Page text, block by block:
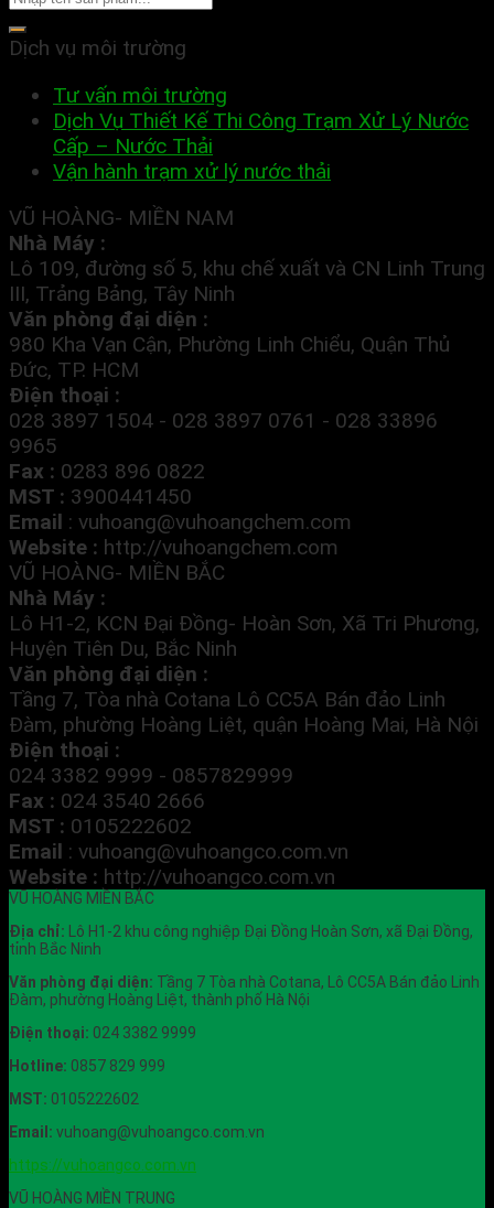
Dịch vụ môi trường
Tư vấn môi trường
Dịch Vụ Thiết Kế Thi Công Trạm Xử Lý Nước
Cấp – Nước Thải
Vận hành trạm xử lý nước thải
VŨ HOÀNG- MIỀN NAM
Nhà Máy :
Lô 109, đường số 5, khu chế xuất và CN Linh Trung
III, Trảng Bảng, Tây Ninh
Văn phòng đại diện :
980 Kha Vạn Cận, Phường Linh Chiểu, Quận Thủ
Đức, TP. HCM
Điện thoại :
028 3897 1504 - 028 3897 0761 - 028 33896
9965
Fax : 0283 896 0822
MST : 3900441450
Email : vuhoang@vuhoangchem.com
Website : http://vuhoangchem.com
VŨ HOÀNG- MIỀN BẮC
Nhà Máy :
Lô H1-2, KCN Đại Đồng- Hoàn Sơn, Xã Tri Phương,
Huyện Tiên Du, Bắc Ninh
Văn phòng đại diện :
Tầng 7, Tòa nhà Cotana Lô CC5A Bán đảo Linh
Đàm, phường Hoàng Liệt, quận Hoàng Mai, Hà Nội
Điện thoại :
024 3382 9999 - 0857829999
Fax : 024 3540 2666
MST : 0105222602
Email : vuhoang@vuhoangco.com.vn
Website : http://vuhoangco.com.vn
VŨ HOÀNG MIỀN BẮC
Địa chỉ: Lô H1-2 khu công nghiệp Đại Đồng Hoàn Sơn, xã Đại Đồng,
tỉnh Bắc Ninh
Văn phòng đại diện: Tầng 7 Tòa nhà Cotana, Lô CC5A Bán đảo Linh
Đàm, phường Hoàng Liệt, thành phố Hà Nội
Điện thoại: 024 3382 9999
Hotline: 0857 829 999
MST: 0105222602
Email: vuhoang@vuhoangco.com.vn
https://vuhoangco.com.vn
VŨ HOÀNG MIỀN TRUNG